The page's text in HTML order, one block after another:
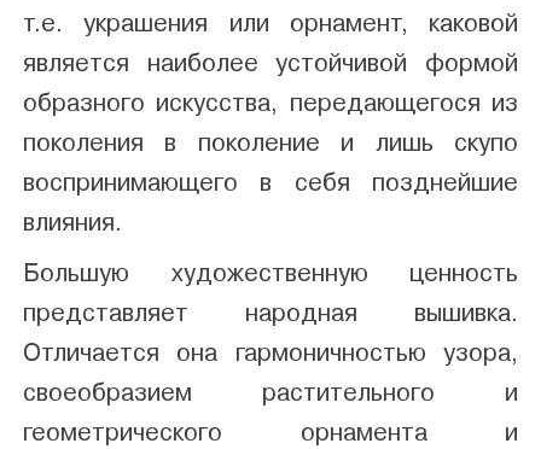
т.е. украшения или орнамент, каковой
является наиболее устойчивой формой
образного искусства, передающегося из
поколения в поколение и лишь скупо
воспринимающего в себя позднейшие
влияния.
Большую художественную ценность
представляет народная вышивка.
Отличается она гармоничностью узора,
своеобразием растительного и
геометрического орнамента и